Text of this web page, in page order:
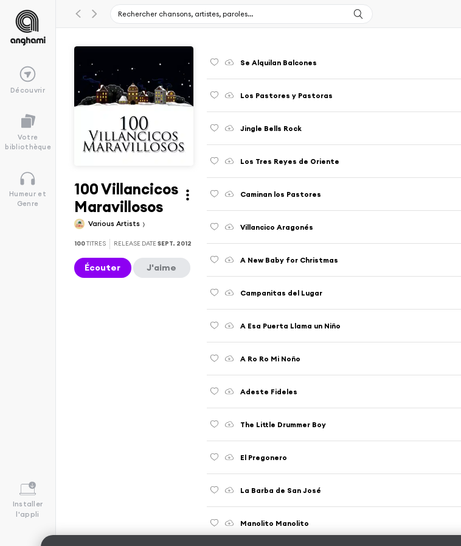
Découvrir
Votre
bibliothèque
Humeur et
Genre
Installer
l'appli
100 Villancicos
Maravillosos
Various Artists
100TITRES RELEASE DATESEPT. 2012
Écouter J'aime
Se Alquilan Balcones
Los Pastores y Pastoras
Jingle Bells Rock
Los Tres Reyes de Oriente
Caminan los Pastores
Villancico Aragonés
A New Baby for Christmas
Campanitas del Lugar
A Esa Puerta Llama un Niño
A Ro Ro Mi Noño
Adeste Fideles
The Little Drummer Boy
El Pregonero
La Barba de San José
Manolito Manolito